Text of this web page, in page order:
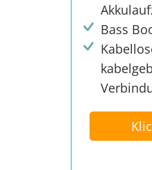
Bass